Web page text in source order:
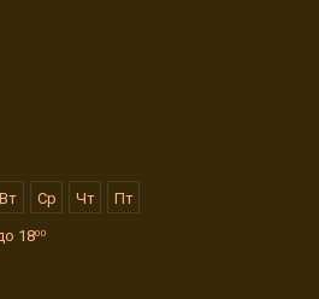
анкету и дождитесь
Вт Ср Чт Пт
1800